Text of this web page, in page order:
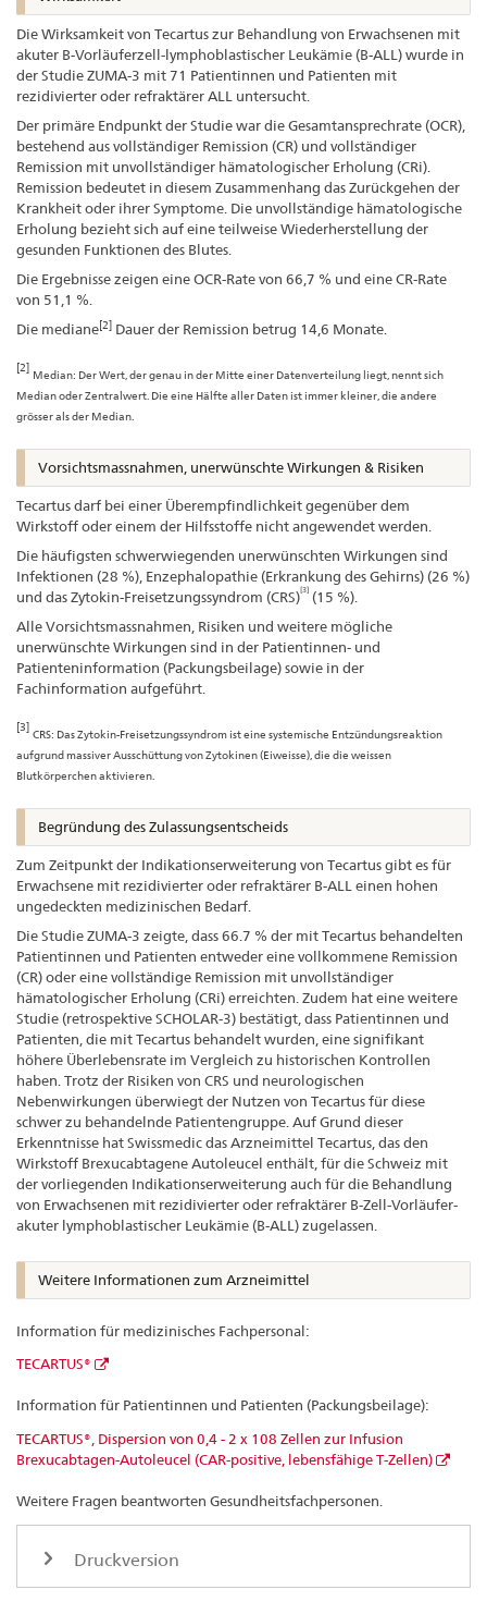
Die Wirksamkeit von Tecartus zur Behandlung von Erwachsenen mit
akuter B-Vorläuferzell-lymphoblastischer Leukämie (B-ALL) wurde in
der Studie ZUMA-3 mit 71 Patientinnen und Patienten mit
rezidivierter oder refraktärer ALL untersucht.
Der primäre Endpunkt der Studie war die Gesamtansprechrate (OCR),
bestehend aus vollständiger Remission (CR) und vollständiger
Remission mit unvollständiger hämatologischer Erholung (CRi).
Remission bedeutet in diesem Zusammenhang das Zurückgehen der
Krankheit oder ihrer Symptome. Die unvollständige hämatologische
Erholung bezieht sich auf eine teilweise Wiederherstellung der
gesunden Funktionen des Blutes.
Die Ergebnisse zeigen eine OCR-Rate von 66,7 % und eine CR-Rate
von 51,1 %.
Die mediane[2] Dauer der Remission betrug 14,6 Monate.
[2]
Median: Der Wert, der genau in der Mitte einer Datenverteilung liegt, nennt sich
Median oder Zentralwert. Die eine Hälfte aller Daten ist immer kleiner, die andere
grösser als der Median.
Vorsichtsmassnahmen, unerwünschte Wirkungen & Risiken
Tecartus darf bei einer Überempfindlichkeit gegenüber dem
Wirkstoff oder einem der Hilfsstoffe nicht angewendet werden.
Die häufigsten schwerwiegenden unerwünschten Wirkungen sind
Infektionen (28 %), Enzephalopathie (Erkrankung des Gehirns) (26 %)
und das Zytokin-Freisetzungssyndrom (CRS)[3] (15 %).
Alle Vorsichtsmassnahmen, Risiken und weitere mögliche
unerwünschte Wirkungen sind in der Patientinnen- und
Patienteninformation (Packungsbeilage) sowie in der
Fachinformation aufgeführt.
[3]
CRS: Das Zytokin-Freisetzungssyndrom ist eine systemische Entzündungsreaktion
aufgrund massiver Ausschüttung von Zytokinen (Eiweisse), die die weissen
Blutkörperchen aktivieren.
Begründung des Zulassungsentscheids
Zum Zeitpunkt der Indikationserweiterung von Tecartus gibt es für
Erwachsene mit rezidivierter oder refraktärer B-ALL einen hohen
ungedeckten medizinischen Bedarf.
Die Studie ZUMA-3 zeigte, dass 66.7 % der mit Tecartus behandelten
Patientinnen und Patienten entweder eine vollkommene Remission
(CR) oder eine vollständige Remission mit unvollständiger
hämatologischer Erholung (CRi) erreichten. Zudem hat eine weitere
Studie (retrospektive SCHOLAR-3) bestätigt, dass Patientinnen und
Patienten, die mit Tecartus behandelt wurden, eine signifikant
höhere Überlebensrate im Vergleich zu historischen Kontrollen
haben. Trotz der Risiken von CRS und neurologischen
Nebenwirkungen überwiegt der Nutzen von Tecartus für diese
schwer zu behandelnde Patientengruppe. Auf Grund dieser
Erkenntnisse hat Swissmedic das Arzneimittel Tecartus, das den
Wirkstoff Brexucabtagene Autoleucel enthält, für die Schweiz mit
der vorliegenden Indikationserweiterung auch für die Behandlung
von Erwachsenen mit rezidivierter oder refraktärer B-Zell-Vorläufer-
akuter lymphoblastischer Leukämie (B-ALL) zugelassen.
Weitere Informationen zum Arzneimittel
Information für medizinisches Fachpersonal:
TECARTUS®
Information für Patientinnen und Patienten (Packungsbeilage):
TECARTUS®, Dispersion von 0,4 - 2 x 108 Zellen zur Infusion
Brexucabtagen-Autoleucel (CAR-positive, lebensfähige T-Zellen)
Weitere Fragen beantworten Gesundheitsfachpersonen.
Druckversion